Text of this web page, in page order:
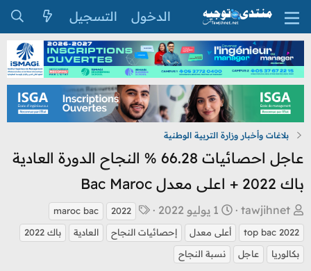
الدخول التسجيل
بلاغات وأخبار وزارة التربية الوطنية
عاجل احصائيات 66.28 % النجاح الدورة العادية
باك 2022 + اعلى معدل Bac Maroc
ب
ا
د
ئ
tawjihnet
ت
ا
ر
ي
1 يوليو 2022
ل
2022
maroc bac
top bac 2022
أعلى معدل إحصائيات النجاح العادية
باك 2022
بكالوريا
عاجل نسبة النجاح